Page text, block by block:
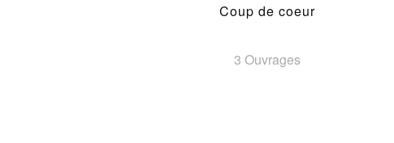
Coup de coeur
3 Ouvrages